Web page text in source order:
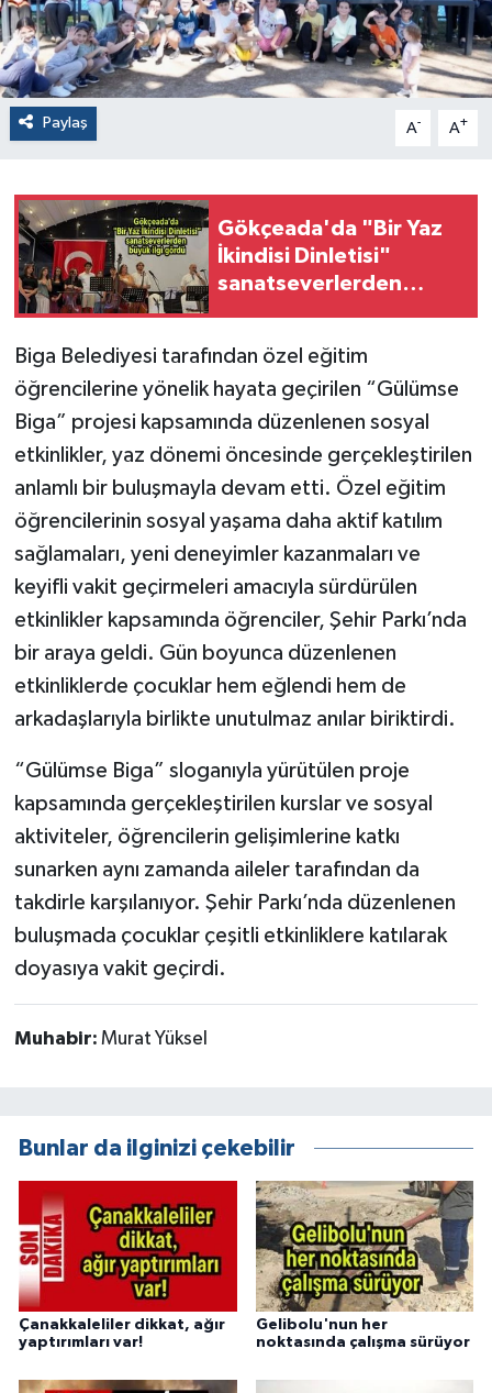
Paylaş A- A+
Gökçeada'da "Bir Yaz
İkindisi Dinletisi"
sanatseverlerden
Biga Belediyesi tarafından özel eğitim
öğrencilerine yönelik hayata geçirilen “Gülümse
Biga” projesi kapsamında düzenlenen sosyal
etkinlikler, yaz dönemi öncesinde gerçekleştirilen
anlamlı bir buluşmayla devam etti. Özel eğitim
öğrencilerinin sosyal yaşama daha aktif katılım
sağlamaları, yeni deneyimler kazanmaları ve
keyifli vakit geçirmeleri amacıyla sürdürülen
etkinlikler kapsamında öğrenciler, Şehir Parkı’nda
bir araya geldi. Gün boyunca düzenlenen
etkinliklerde çocuklar hem eğlendi hem de
arkadaşlarıyla birlikte unutulmaz anılar biriktirdi.
“Gülümse Biga” sloganıyla yürütülen proje
kapsamında gerçekleştirilen kurslar ve sosyal
aktiviteler, öğrencilerin gelişimlerine katkı
sunarken aynı zamanda aileler tarafından da
takdirle karşılanıyor. Şehir Parkı’nda düzenlenen
buluşmada çocuklar çeşitli etkinliklere katılarak
doyasıya vakit geçirdi.
Muhabir: Murat Yüksel
Bunlar da ilginizi çekebilir
Çanakkaleliler dikkat, ağır
yaptırımları var!
Gelibolu'nun her
noktasında çalışma sürüyor